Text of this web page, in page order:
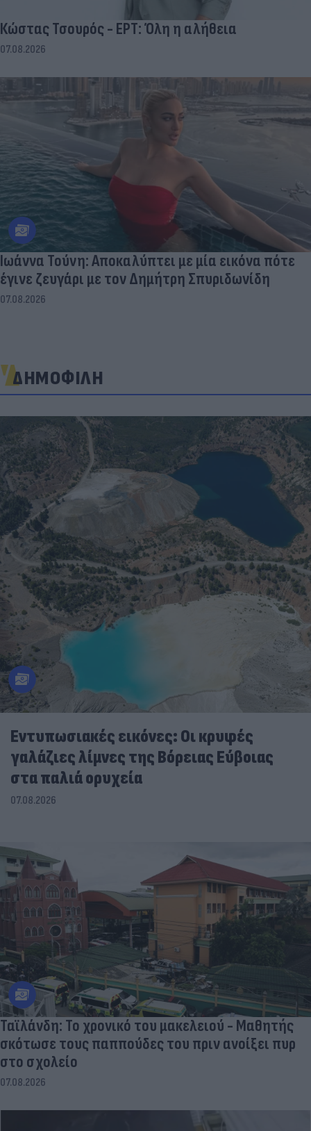
Κώστας Τσουρός - ΕΡΤ: Όλη η αλήθεια
07.08.2026
Ιωάννα Τούνη: Αποκαλύπτει με μία εικόνα πότε
έγινε ζευγάρι με τον Δημήτρη Σπυριδωνίδη
07.08.2026
ΔΗΜΟΦΙΛΗ
Εντυπωσιακές εικόνες: Οι κρυφές
γαλάζιες λίμνες της Βόρειας Εύβοιας
στα παλιά ορυχεία
07.08.2026
Ταϊλάνδη: Το χρονικό του μακελειού - Μαθητής
σκότωσε τους παππούδες του πριν ανοίξει πυρ
στο σχολείο
07.08.2026